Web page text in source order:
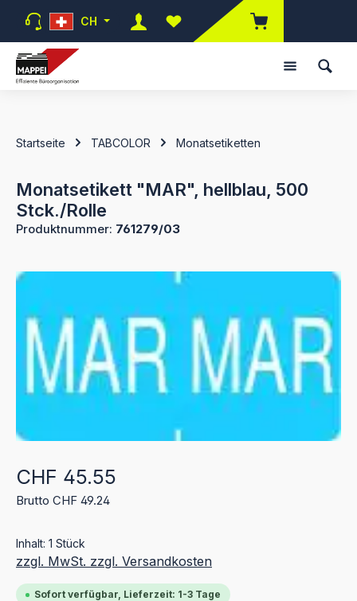
Zum Hauptinhalt springen
CH
Du hast 0 Produkte auf dem
Startseite TABCOLOR Monatsetiketten
Monatsetikett "MAR", hellblau, 500
Stck./Rolle
Produktnummer: 761279/03
Bildergalerie überspringen
Regulärer Preis:
CHF 45.55
Brutto CHF 49.24
Inhalt: 1 Stück
zzgl. MwSt. zzgl. Versandkosten
Sofort verfügbar, Lieferzeit: 1-3 Tage